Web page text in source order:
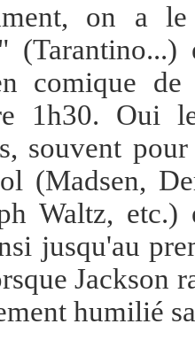
on a
comique
1h30. Oui
souvent
(Madsen,
Waltz,
jusqu'au
Jackson
humilié